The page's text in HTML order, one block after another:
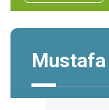
Mustafa